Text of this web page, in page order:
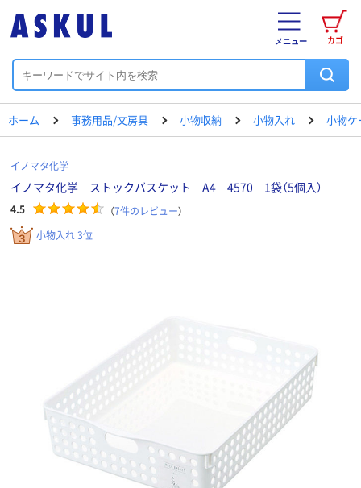
カゴ
メニュー
ホーム 事務用品/文房具 小物収納 小物入れ 小物ケ
イノマタ化学
イノマタ化学 ストックバスケット A4 4570 1袋（5個入）
4.5 （7件のレビュー）
小物入れ 3位